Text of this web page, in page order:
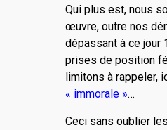
Qui plus est, nous
œuvre, outre nos
dépassant à ce jour
prises de position
limitons à rappeler,
« immorale »…
Ceci sans oublier